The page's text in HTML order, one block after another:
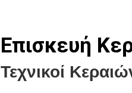
Επισκευή
Τεχνικοί